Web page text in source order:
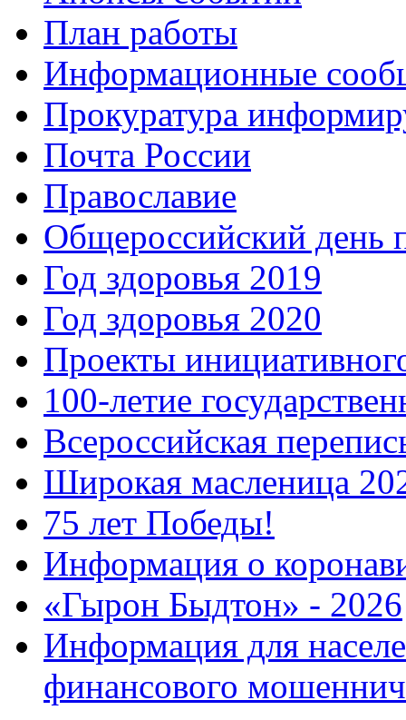
План работы
Информационные
Прокуратура
Почта России
Православие
Общероссийский день
Год здоровья 2019
Год здоровья 2020
Проекты
100-летие
Всероссийская
Широкая масленица
75 лет Победы!
Информация о
«Гырон Быдтон» - 2026
Информация для
финансового